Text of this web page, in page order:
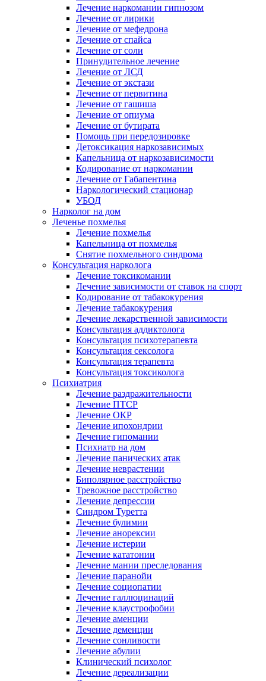
Лечение наркомании гипнозом
Лечение от лирики
Лечение от мефедрона
Лечение от спайса
Лечение от соли
Принудительное лечение
Лечение от ЛСД
Лечение от экстази
Лечение от первитина
Лечение от гашиша
Лечение от опиума
Лечение от бутирата
Помощь при передозировке
Детоксикация наркозависимых
Капельница от наркозависимости
Кодирование от наркомании
Лечение от Габапентина
Наркологический стационар
УБОД
Нарколог на дом
Леченье похмелья
Лечение похмелья
Капельница от похмелья
Снятие похмельного синдрома
Консультация нарколога
Лечение токсикомании
Лечение зависимости от ставок на спорт
Кодирование от табакокурения
Лечение табакокурения
Лечение лекарственной зависимости
Консультация аддиктолога
Консультация психотерапевта
Консультация сексолога
Консультация терапевта
Консультация токсиколога
Психиатрия
Лечение раздражительности
Лечение ПТСР
Лечение ОКР
Лечение ипохондрии
Лечение гипомании
Психиатр на дом
Лечение панических атак
Лечение неврастении
Биполярное расстройство
Тревожное расстройство
Лечение депрессии
Синдром Туретта
Лечение булимии
Лечение анорексии
Лечение истерии
Лечение кататонии
Лечение мании преследования
Лечение паранойи
Лечение социопатии
Лечение галлюцинаций
Лечение клаустрофобии
Лечение аменции
Лечение деменции
Лечение сонливости
Лечение абулии
Клинический психолог
Лечение дереализации